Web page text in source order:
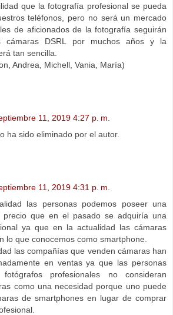
que la fotografía profesional se pueda
teléfonos, pero no será un mercado
de aficionados de la fotografía seguirán
cámaras DSRL por muchos años y la
tan sencilla.
Andrea, Michell, Vania, María)
11, 2019 4:27 p. m.
ha sido eliminado por el autor.
11, 2019 4:31 p. m.
las personas podemos poseer una
que en el pasado se adquiría una
ya que en la actualidad las cámaras
lo que conocemos como smartphone.
las compañías que venden cámaras han
en ventas ya que las personas
profesionales no consideran
como una necesidad porque uno puede
de smartphones en lugar de comprar